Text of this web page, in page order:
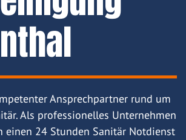
Ansprechpartner rund um
Als professionelles Unternehmen
einen 24 Stunden Sanitär Notdienst